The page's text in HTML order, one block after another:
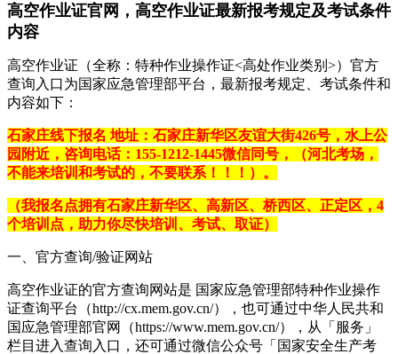
高空作业证官网，高空作业证最新报考规定及考试条件
内容
‌高空作业证（全称：特种作业操作证<高处作业类别>）官方
查询入口为国家应急管理部平台‌，最新报考规定、考试条件和
内容如下：
石家庄线下报名 地址：石家庄新华区友谊大街426号，水上公
园附近，咨询电话：155-1212-1445微信同号，（河北考场，
不能来培训和考试的，不要联系！！！）。
（我报名点拥有石家庄新华区、高新区、桥西区、正定区，4
个培训点，助力你尽快培训、考试、取证）
一、官方查询/验证网站
高空作业证的官方查询网站是 ‌国家应急管理部特种作业操作
证查询平台‌（http://cx.mem.gov.cn/），也可通过中华人民共和
国应急管理部官网（https://www.mem.gov.cn/），从「服务」
栏目进入查询入口，还可通过微信公众号「国家安全生产考